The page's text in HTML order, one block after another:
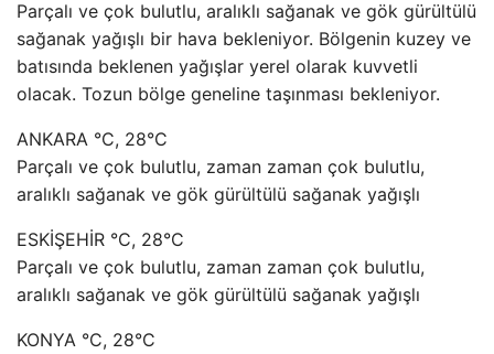
Parçalı ve çok bulutlu, aralıklı sağanak ve gök gürültülü
sağanak yağışlı bir hava bekleniyor. Bölgenin kuzey ve
batısında beklenen yağışlar yerel olarak kuvvetli
olacak. Tozun bölge geneline taşınması bekleniyor.
ANKARA °C, 28°C
Parçalı ve çok bulutlu, zaman zaman çok bulutlu,
aralıklı sağanak ve gök gürültülü sağanak yağışlı
ESKİŞEHİR °C, 28°C
Parçalı ve çok bulutlu, zaman zaman çok bulutlu,
aralıklı sağanak ve gök gürültülü sağanak yağışlı
KONYA °C, 28°C